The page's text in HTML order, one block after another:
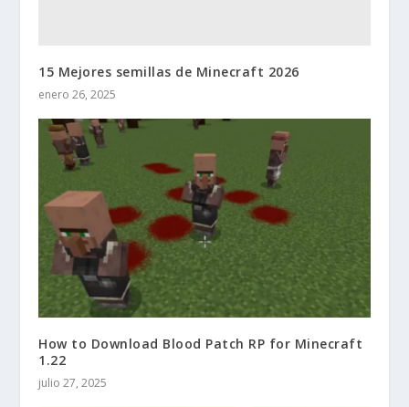
15 Mejores semillas de Minecraft 2026
enero 26, 2025
How to Download Blood Patch RP for Minecraft
1.22
julio 27, 2025